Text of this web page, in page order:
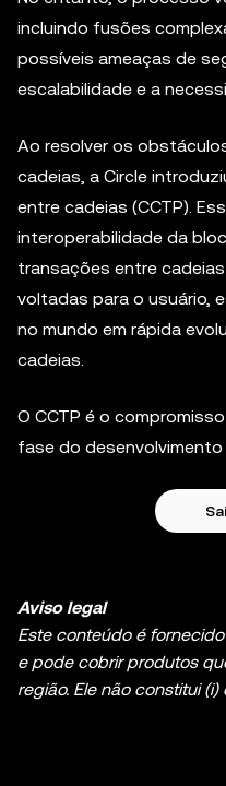
incluindo fusões
possíveis ameaças de
escalabilidade e a
Ao resolver os
cadeias, a Circle
entre cadeias (CCTP).
interoperabilidade da
transações entre
voltadas para o usuário,
no mundo em rápida
cadeias.
O CCTP é o
fase do desenvolvimento
Aviso legal
Este conteúdo é
e pode cobrir produtos
região. Ele não constitui
de investimento; (ii) uma